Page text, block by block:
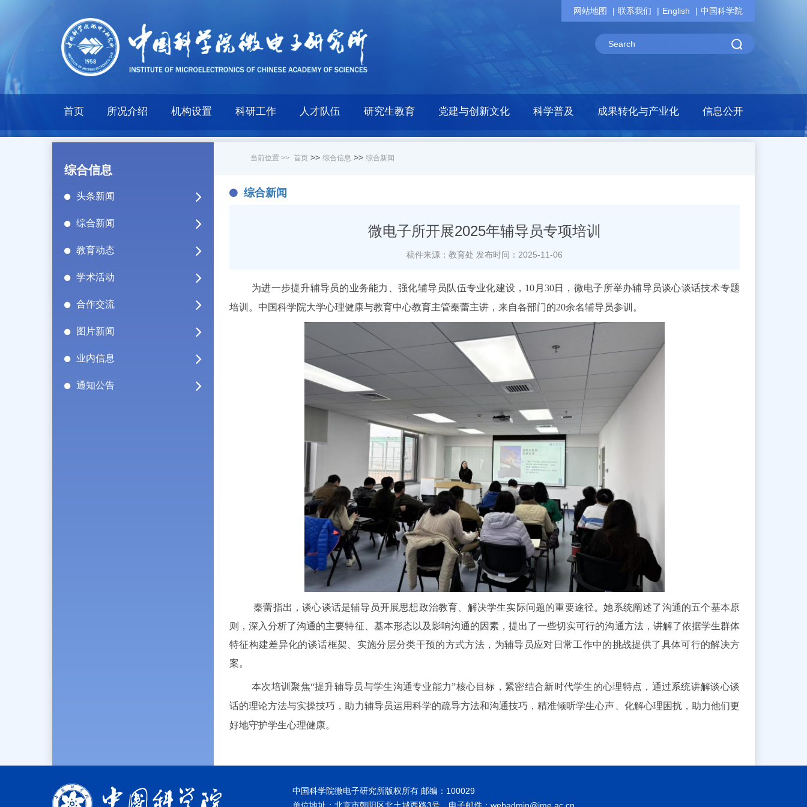
网站地图 联系我们 English 中国科学院
首页 所况介绍 机构设置 科研工作 人才队伍 研究生教育 党建与创新文化 科学普及 成果转化与产业化 信息公开
综合信息
头条新闻
综合新闻
教育动态
学术活动
合作交流
图片新闻
业内信息
通知公告
当前位置 >> 首页 >> 综合信息 >> 综合新闻
综合新闻
微电子所开展2025年辅导员专项培训
稿件来源：教育处 发布时间：2025-11-06
为进一步提升辅导员的业务能力、强化辅导员队伍专业化建设，10月30日，微电子所举办辅导员谈心谈话技术专题
培训。中国科学院大学心理健康与教育中心教育主管秦蕾主讲，来自各部门的20余名辅导员参训。
秦蕾指出，谈心谈话是辅导员开展思想政治教育、解决学生实际问题的重要途径。她系统阐述了沟通的五个基本原
则，深入分析了沟通的主要特征、基本形态以及影响沟通的因素，提出了一些切实可行的沟通方法，讲解了依据学生群体
特征构建差异化的谈话框架、实施分层分类干预的方式方法，为辅导员应对日常工作中的挑战提供了具体可行的解决方
案。
本次培训聚焦“提升辅导员与学生沟通专业能力”核心目标，紧密结合新时代学生的心理特点，通过系统讲解谈心谈
话的理论方法与实操技巧，助力辅导员运用科学的疏导方法和沟通技巧，精准倾听学生心声、化解心理困扰，助力他们更
好地守护学生心理健康。
中国科学院微电子研究所版权所有 邮编：100029